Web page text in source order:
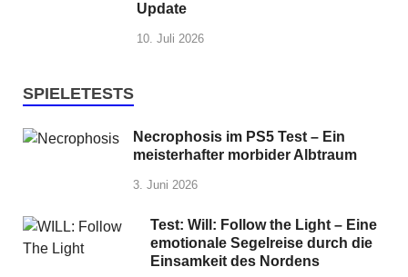
Update
10. Juli 2026
SPIELETESTS
Necrophosis im PS5 Test – Ein
meisterhafter morbider Albtraum
3. Juni 2026
Test: Will: Follow the Light – Eine
emotionale Segelreise durch die
Einsamkeit des Nordens